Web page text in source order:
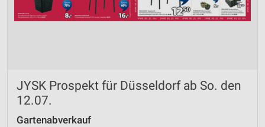
JYSK Prospekt für Düsseldorf ab So. den
12.07.
Gartenabverkauf